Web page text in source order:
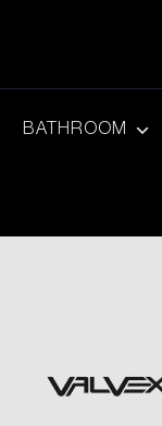
BATHROOM